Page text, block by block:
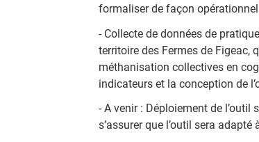
formaliser de façon
- Collecte de données de
territoire des Fermes de Figeac,
méthanisation collectives en
indicateurs et la conception de
- A venir : Déploiement de
s’assurer que l’outil sera